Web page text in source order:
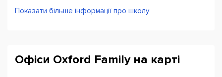
мову по шести рівням: для дошкільнят, школярів
стандартам), а також для студентської молоді та
Показати більше інформації про школу
Офіси Oxford Family на карті